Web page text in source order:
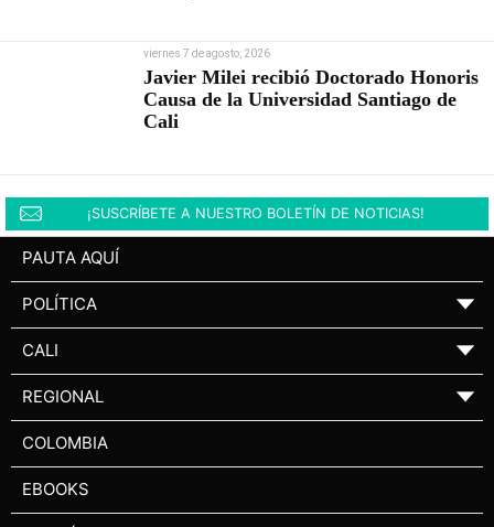
viernes 7 de agosto, 2026
Javier Milei recibió Doctorado Honoris
Causa de la Universidad Santiago de
Cali
¡SUSCRÍBETE A NUESTRO BOLETÍN DE NOTICIAS!
PAUTA AQUÍ
POLÍTICA ▼
CALI ▼
REGIONAL ▼
COLOMBIA
EBOOKS